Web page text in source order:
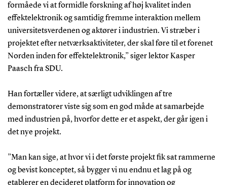
formåede vi at formidle forskning af høj kvalitet inden
effektelektronik og samtidig fremme interaktion mellem
universitetsverdenen og aktører i industrien. Vi stræber i
projektet efter netværksaktiviteter, der skal føre til et forenet
Norden inden for effektelektronik,” siger lektor Kasper
Paasch fra SDU.
Han fortæller videre, at særligt udviklingen af tre
demonstratorer viste sig som en god måde at samarbejde
med industrien på, hvorfor dette er et aspekt, der går igen i
det nye projekt.
”Man kan sige, at hvor vi i det første projekt fik sat rammerne
og bevist konceptet, så bygger vi nu endnu et lag på og
etablerer en decideret platform for innovation og